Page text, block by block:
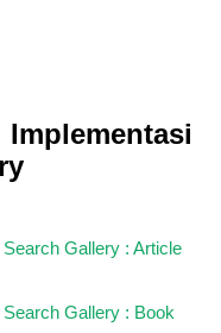
Gallery : Article
Gallery : Book